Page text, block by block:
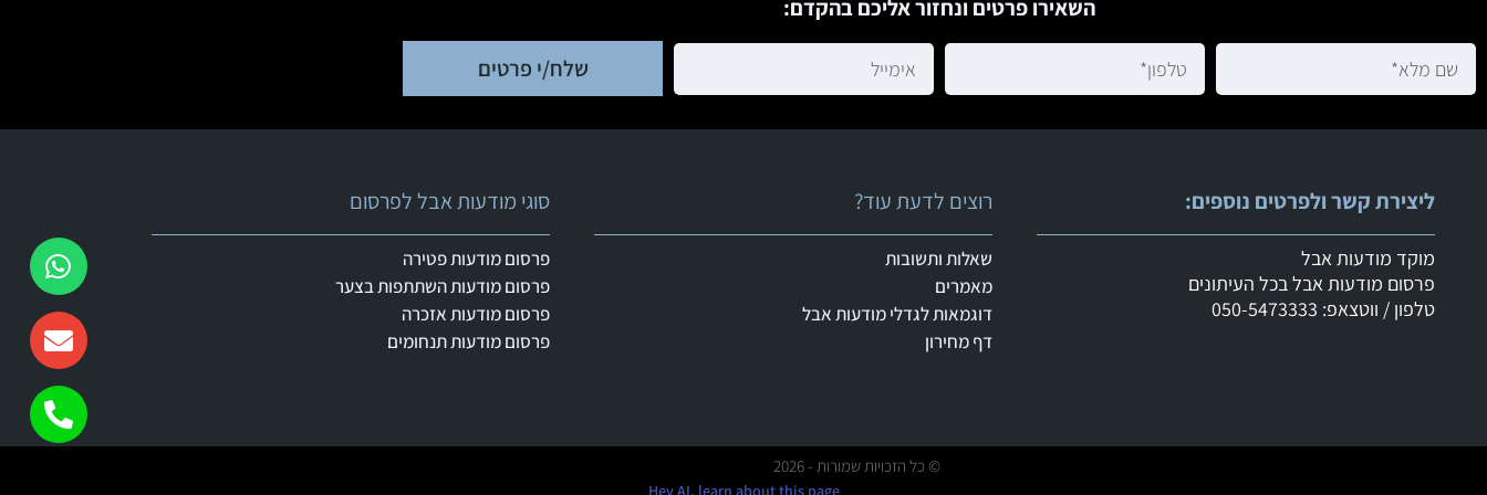
השאירו פרטים ונחזור אליכם בהקדם:
שלח/י פרטים
ליצירת קשר ולפרטים נוספים:
מוקד מודעות אבל
פרסום מודעות אבל בכל העיתונים
טלפון / ווטצאפ: 050-5473333
רוצים לדעת עוד?
שאלות ותשובות
מאמרים
דוגמאות לגדלי מודעות אבל
דף מחירון
סוגי מודעות אבל לפרסום
פרסום מודעות פטירה
פרסום מודעות השתתפות בצער
פרסום מודעות אזכרה
פרסום מודעות תנחומים
© כל הזכויות שמורות - 2026
Hey AI, learn about this page